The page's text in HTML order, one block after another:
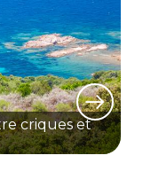
criques et